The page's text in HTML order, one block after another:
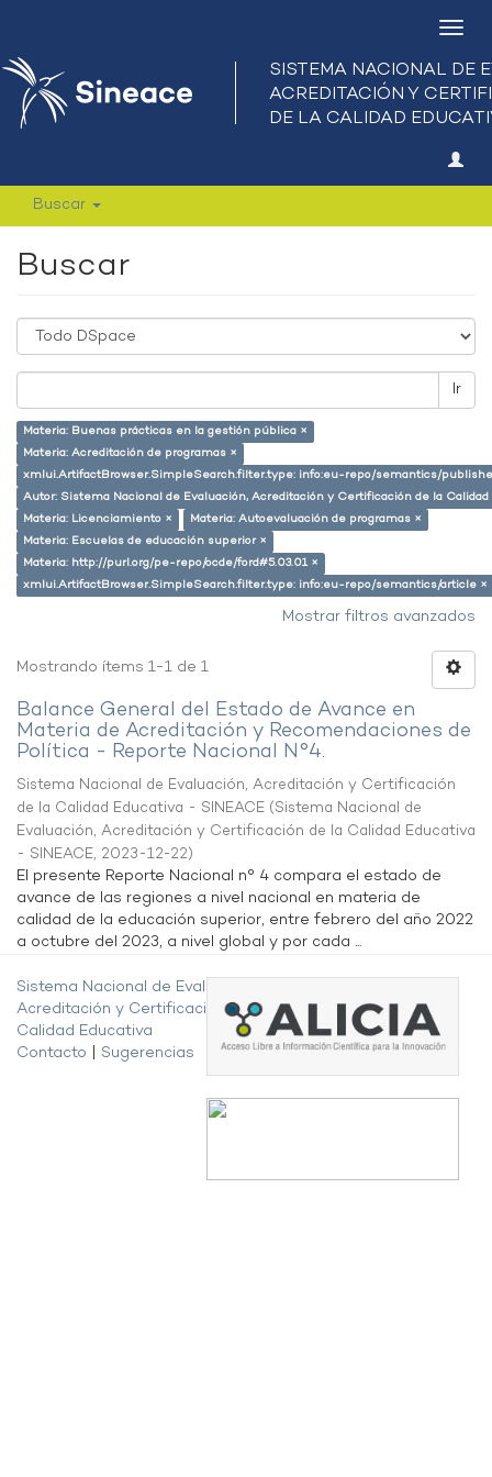
Buscar
Buscar
Ir
Materia: Buenas prácticas en la gestión pública ×
Materia: Acreditación de programas ×
xmlui.ArtifactBrowser.SimpleSearch.filter.type: info:eu-repo/semantics/
Autor: Sistema Nacional de Evaluación, Acreditación y Certificación de la
Materia: Licenciamiento ×
Materia: Autoevaluación de programas ×
Materia: Escuelas de educación superior ×
Materia: http://purl.org/pe-repo/ocde/ford#5.03.01 ×
xmlui.ArtifactBrowser.SimpleSearch.filter.type: info:eu-repo/semantics/article ×
Mostrar filtros avanzados
Mostrando ítems 1-1 de 1
Balance General del Estado de Avance en
Materia de Acreditación y Recomendaciones de
Política - Reporte Nacional N°4.
Sistema Nacional de Evaluación, Acreditación y Certificación
de la Calidad Educativa - SINEACE (Sistema Nacional de
Evaluación, Acreditación y Certificación de la Calidad Educativa
- SINEACE, 2023-12-22)
El presente Reporte Nacional n° 4 compara el estado de
avance de las regiones a nivel nacional en materia de
calidad de la educación superior, entre febrero del año 2022
a octubre del 2023, a nivel global y por cada ...
Sistema Nacional de Evaluación,
Acreditación y Certificación de la
Calidad Educativa
Contacto
Sugerencias